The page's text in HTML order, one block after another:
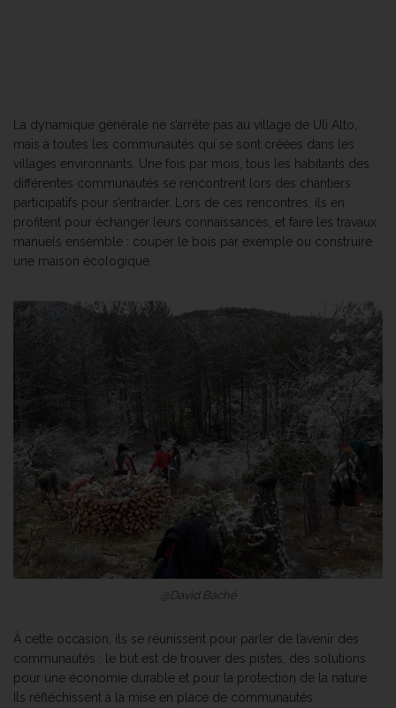
La dynamique générale ne s’arrête pas au village de Uli Alto,
mais à toutes les communautés qui se sont créées dans les
villages environnants. Une fois par mois, tous les habitants des
différentes communautés se rencontrent lors des chantiers
participatifs pour s’entraider. Lors de ces rencontres, ils en
profitent pour échanger leurs connaissances, et faire les travaux
manuels ensemble : couper le bois par exemple ou construire
une maison écologique.
@David Baché
À cette occasion, ils se réunissent pour parler de l’avenir des
communautés : le but est de trouver des pistes, des solutions
pour une économie durable et pour la protection de la nature.
Ils réfléchissent à la mise en place de communautés